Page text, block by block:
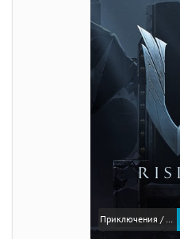
Приключения / Экшен